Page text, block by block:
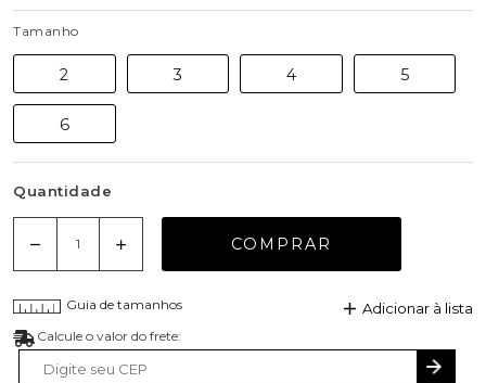
Tamanho
2 3 4 5
6
Quantidade
COMPRAR
Guia de tamanhos Adicionar à lista